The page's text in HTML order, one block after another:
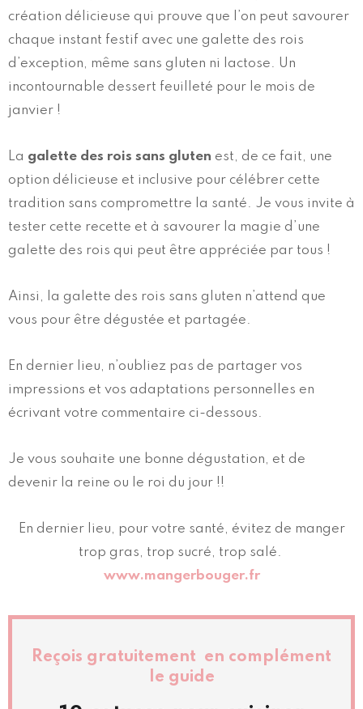
création délicieuse qui prouve que l’on peut savourer
chaque instant festif avec une galette des rois
d’exception, même sans gluten ni lactose. Un
incontournable dessert feuilleté pour le mois de
janvier !
La galette des rois sans gluten est, de ce fait, une
option délicieuse et inclusive pour célébrer cette
tradition sans compromettre la santé. Je vous invite à
tester cette recette et à savourer la magie d’une
galette des rois qui peut être appréciée par tous !
Ainsi, la galette des rois sans gluten n’attend que
vous pour être dégustée et partagée.
En dernier lieu, n’oubliez pas de partager vos
impressions et vos adaptations personnelles en
écrivant votre commentaire ci-dessous.
Je vous souhaite une bonne dégustation, et de
devenir la reine ou le roi du jour !!
En dernier lieu, pour votre santé, évitez de manger
trop gras, trop sucré, trop salé.
www.mangerbouger.fr
Reçois gratuitement en complément
le guide